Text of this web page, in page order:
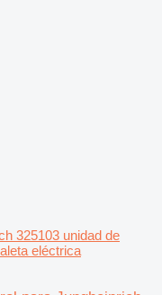
325103 unidad de
eléctrica